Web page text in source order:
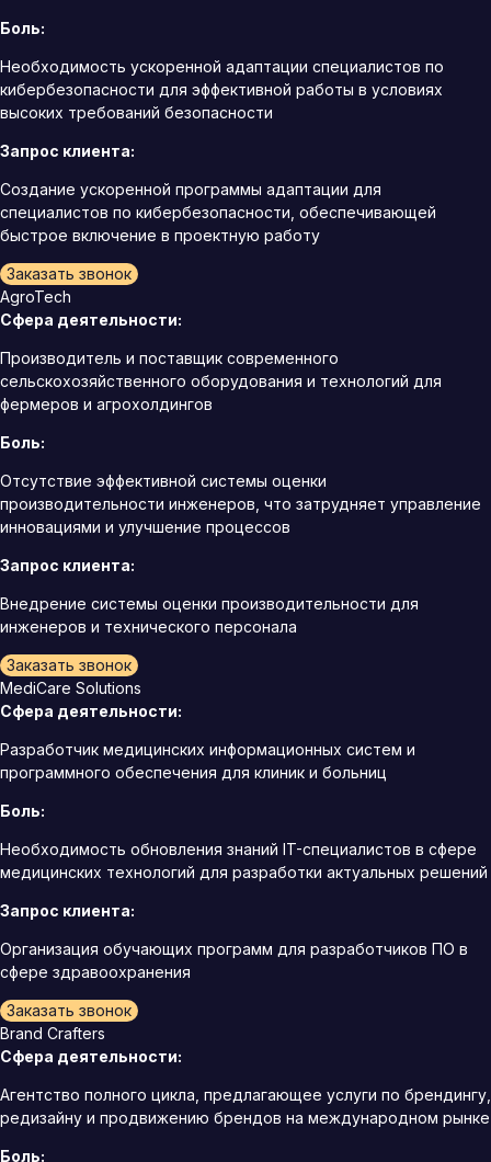
Боль:
Необходимость ускоренной адаптации специалистов по
кибербезопасности для эффективной работы в условиях
высоких требований безопасности
Запрос клиента:
Создание ускоренной программы адаптации для
специалистов по кибербезопасности, обеспечивающей
быстрое включение в проектную работу
Заказать звонок
AgroTech
Сфера деятельности:
Производитель и поставщик современного
сельскохозяйственного оборудования и технологий для
фермеров и агрохолдингов
Боль:
Отсутствие эффективной системы оценки
производительности инженеров, что затрудняет управление
инновациями и улучшение процессов
Запрос клиента:
Внедрение системы оценки производительности для
инженеров и технического персонала
Заказать звонок
MediCare Solutions
Сфера деятельности:
Разработчик медицинских информационных систем и
программного обеспечения для клиник и больниц
Боль:
Необходимость обновления знаний IT-специалистов в сфере
медицинских технологий для разработки актуальных решений
Запрос клиента:
Организация обучающих программ для разработчиков ПО в
сфере здравоохранения
Заказать звонок
Brand Crafters
Сфера деятельности:
Агентство полного цикла, предлагающее услуги по брендингу,
редизайну и продвижению брендов на международном рынке
Боль: